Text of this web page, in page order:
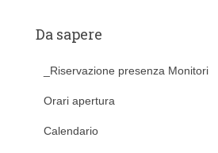
Da sapere
_Riservazione presenza Monitori
Orari apertura
Calendario